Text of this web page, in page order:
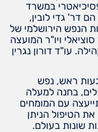
במשרד
דר' גדי לובין,
הנפש הירושלמי של
ויו"ר המועצה
עו"ד דורון נגרין
ראש, נפש
בחנה למעלה
עם המומחים
הטיפול הניתן
שונות בעולם.